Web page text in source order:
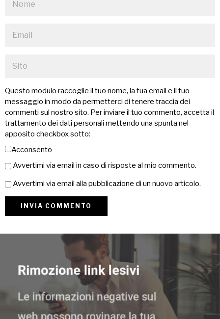
Questo modulo raccoglie il tuo nome, la tua email e il tuo
messaggio in modo da permetterci di tenere traccia dei
commenti sul nostro sito. Per inviare il tuo commento, accetta il
trattamento dei dati personali mettendo una spunta nel
apposito checkbox sotto:
Acconsento
Avvertimi via email in caso di risposte al mio commento.
Avvertimi via email alla pubblicazione di un nuovo articolo.